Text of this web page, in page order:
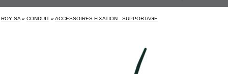
ROY SA » CONDUIT » ACCESSOIRES FIXATION - SUPPORTAGE